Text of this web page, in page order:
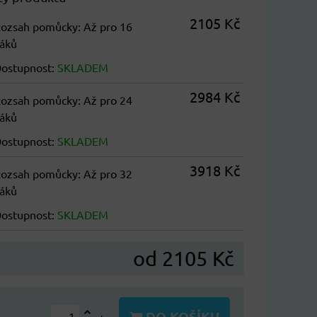
pomůcky: Až pro 16
SKLADEM
2105 Kč
pomůcky: Až pro 24
SKLADEM
2984 Kč
pomůcky: Až pro 32
SKLADEM
3918 Kč
od 2105 Kč